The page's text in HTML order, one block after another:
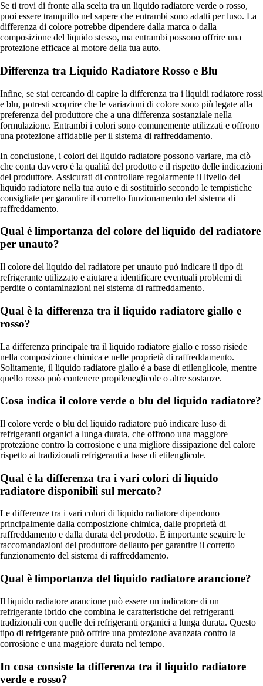
Se ti trovi di fronte alla scelta tra un liquido radiatore verde o rosso,
puoi essere tranquillo nel sapere che entrambi sono adatti per luso. La
differenza di colore potrebbe dipendere dalla marca o dalla
composizione del liquido stesso, ma entrambi possono offrire una
protezione efficace al motore della tua auto.
Differenza tra Liquido Radiatore Rosso e Blu
Infine, se stai cercando di capire la differenza tra i liquidi radiatore rossi
e blu, potresti scoprire che le variazioni di colore sono più legate alla
preferenza del produttore che a una differenza sostanziale nella
formulazione. Entrambi i colori sono comunemente utilizzati e offrono
una protezione affidabile per il sistema di raffreddamento.
In conclusione, i colori del liquido radiatore possono variare, ma ciò
che conta davvero è la qualità del prodotto e il rispetto delle indicazioni
del produttore. Assicurati di controllare regolarmente il livello del
liquido radiatore nella tua auto e di sostituirlo secondo le tempistiche
consigliate per garantire il corretto funzionamento del sistema di
raffreddamento.
Qual è limportanza del colore del liquido del radiatore
per unauto?
Il colore del liquido del radiatore per unauto può indicare il tipo di
refrigerante utilizzato e aiutare a identificare eventuali problemi di
perdite o contaminazioni nel sistema di raffreddamento.
Qual è la differenza tra il liquido radiatore giallo e
rosso?
La differenza principale tra il liquido radiatore giallo e rosso risiede
nella composizione chimica e nelle proprietà di raffreddamento.
Solitamente, il liquido radiatore giallo è a base di etilenglicole, mentre
quello rosso può contenere propileneglicole o altre sostanze.
Cosa indica il colore verde o blu del liquido radiatore?
Il colore verde o blu del liquido radiatore può indicare luso di
refrigeranti organici a lunga durata, che offrono una maggiore
protezione contro la corrosione e una migliore dissipazione del calore
rispetto ai tradizionali refrigeranti a base di etilenglicole.
Qual è la differenza tra i vari colori di liquido
radiatore disponibili sul mercato?
Le differenze tra i vari colori di liquido radiatore dipendono
principalmente dalla composizione chimica, dalle proprietà di
raffreddamento e dalla durata del prodotto. È importante seguire le
raccomandazioni del produttore dellauto per garantire il corretto
funzionamento del sistema di raffreddamento.
Qual è limportanza del liquido radiatore arancione?
Il liquido radiatore arancione può essere un indicatore di un
refrigerante ibrido che combina le caratteristiche dei refrigeranti
tradizionali con quelle dei refrigeranti organici a lunga durata. Questo
tipo di refrigerante può offrire una protezione avanzata contro la
corrosione e una maggiore durata nel tempo.
In cosa consiste la differenza tra il liquido radiatore
verde e rosso?